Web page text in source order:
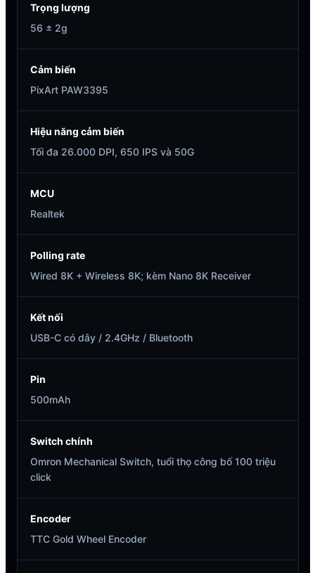
Trọng lượng
56 ± 2g
Cảm biến
PixArt PAW3395
Hiệu năng cảm biến
Tối đa 26.000 DPI, 650 IPS và 50G
MCU
Realtek
Polling rate
Wired 8K + Wireless 8K; kèm Nano 8K Receiver
Kết nối
USB-C có dây / 2.4GHz / Bluetooth
Pin
500mAh
Switch chính
Omron Mechanical Switch, tuổi thọ công bố 100 triệu
click
Encoder
TTC Gold Wheel Encoder